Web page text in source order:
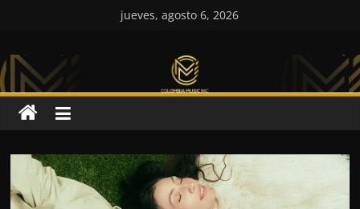
jueves, agosto 6, 2026
Colombia
Music
Inc
Colombia
Music